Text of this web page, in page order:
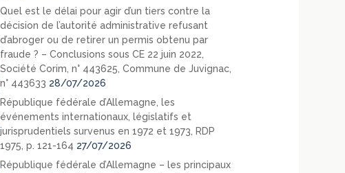
Quel est le délai pour agir d’un tiers contre la
décision de l’autorité administrative refusant
d’abroger ou de retirer un permis obtenu par
fraude ? – Conclusions sous CE 22 juin 2022,
Société Corim, n° 443625, Commune de Juvignac,
n° 443633 28/07/2026
République fédérale d’Allemagne, les
événements internationaux, législatifs et
jurisprudentiels survenus en 1972 et 1973, RDP
1975, p. 121-164 27/07/2026
République fédérale d’Allemagne – les principaux